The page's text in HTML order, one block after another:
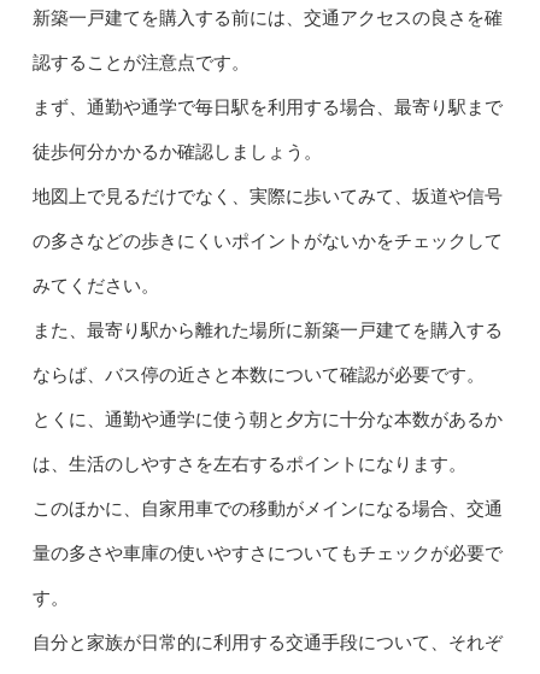
新築一戸建てを購入する前には、交通アクセスの良さを確
認することが注意点です。
まず、通勤や通学で毎日駅を利用する場合、最寄り駅まで
徒歩何分かかるか確認しましょう。
地図上で見るだけでなく、実際に歩いてみて、坂道や信号
の多さなどの歩きにくいポイントがないかをチェックして
みてください。
また、最寄り駅から離れた場所に新築一戸建てを購入する
ならば、バス停の近さと本数について確認が必要です。
とくに、通勤や通学に使う朝と夕方に十分な本数があるか
は、生活のしやすさを左右するポイントになります。
このほかに、自家用車での移動がメインになる場合、交通
量の多さや車庫の使いやすさについてもチェックが必要で
す。
自分と家族が日常的に利用する交通手段について、それぞ